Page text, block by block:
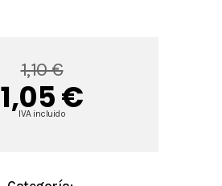
1,10 €
1,05 €
IVA incluido